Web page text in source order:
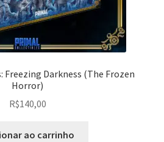
Darkness (The Frozen
Horror)
R$140,00
ao carrinho